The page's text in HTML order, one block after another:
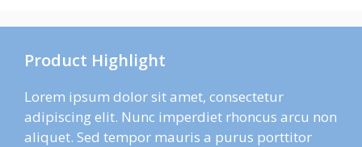
Product Highlight
Lorem ipsum dolor sit amet, consectetur
adipiscing elit. Nunc imperdiet rhoncus arcu non
aliquet. Sed tempor mauris a purus porttitor